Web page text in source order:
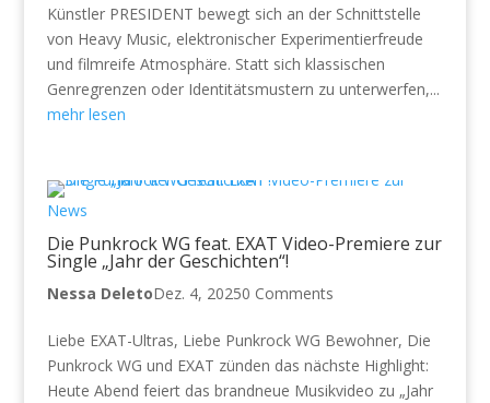
Künstler PRESIDENT bewegt sich an der Schnittstelle
von Heavy Music, elektronischer Experimentierfreude
und filmreife Atmosphäre. Statt sich klassischen
Genregrenzen oder Identitätsmustern zu unterwerfen,...
mehr lesen
News
Die Punkrock WG feat. EXAT Video-Premiere zur
Single „Jahr der Geschichten“!
Nessa DeletoDez. 4, 20250 Comments
Liebe EXAT-Ultras, Liebe Punkrock WG Bewohner, Die
Punkrock WG und EXAT zünden das nächste Highlight:
Heute Abend feiert das brandneue Musikvideo zu „Jahr